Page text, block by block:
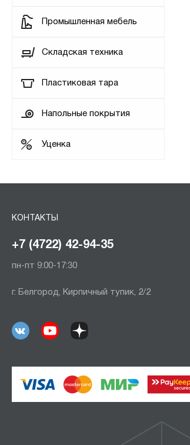
Промышленная мебель
Складская техника
Пластиковая тара
Напольные покрытия
Уценка
КОНТАКТЫ
+7 (4722) 42-94-35
пн-пт 9:00-17:30
г. Белгород, Кирпичный тупик, 2/2